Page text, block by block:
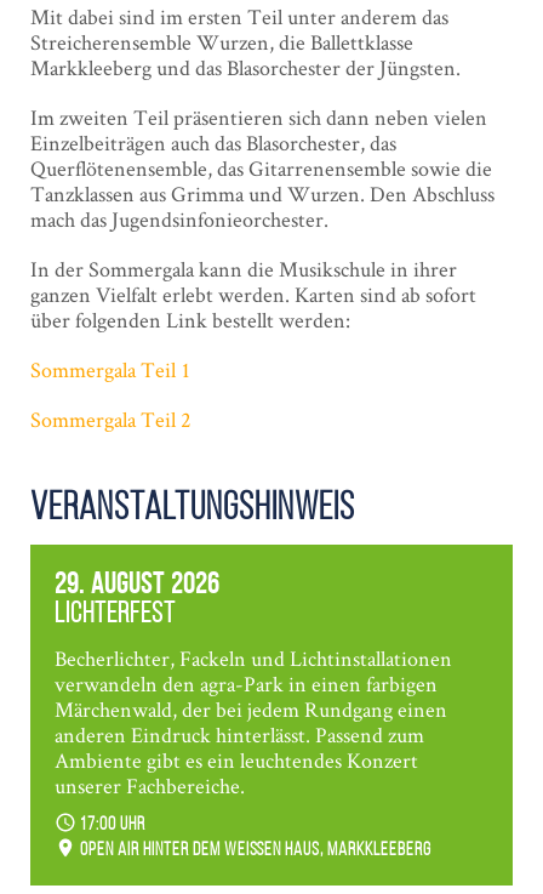
Mit dabei sind im ersten Teil unter anderem das
Streicherensemble Wurzen, die Ballettklasse
Markkleeberg und das Blasorchester der Jüngsten.
Im zweiten Teil präsentieren sich dann neben vielen
Einzelbeiträgen auch das Blasorchester, das
Querflötenensemble, das Gitarrenensemble sowie die
Tanzklassen aus Grimma und Wurzen. Den Abschluss
mach das Jugendsinfonieorchester.
In der Sommergala kann die Musikschule in ihrer
ganzen Vielfalt erlebt werden. Karten sind ab sofort
über folgenden Link bestellt werden:
Sommergala Teil 1
Sommergala Teil 2
Veranstaltungshinweis
29. August 2026
Lichterfest
Becherlichter, Fackeln und Lichtinstallationen
verwandeln den agra-Park in einen farbigen
Märchenwald, der bei jedem Rundgang einen
anderen Eindruck hinterlässt. Passend zum
Ambiente gibt es ein leuchtendes Konzert
unserer Fachbereiche.
17:00 Uhr
Open Air hinter dem weißen Haus, Markkleeberg